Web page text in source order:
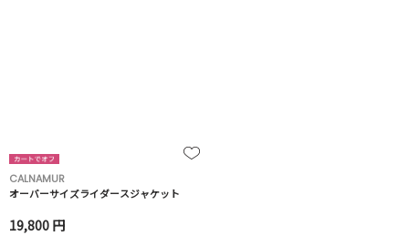
CALNAMUR
オーバーサイズライダースジャケット
19,800 円